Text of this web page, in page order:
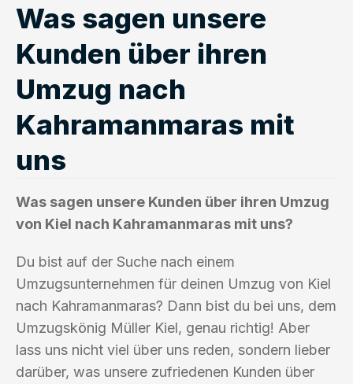
Was sagen unsere
Kunden über ihren
Umzug nach
Kahramanmaras mit
uns
Was sagen unsere Kunden über ihren Umzug
von Kiel nach Kahramanmaras mit uns?
Du bist auf der Suche nach einem
Umzugsunternehmen für deinen Umzug von Kiel
nach Kahramanmaras? Dann bist du bei uns, dem
Umzugskönig Müller Kiel, genau richtig! Aber
lass uns nicht viel über uns reden, sondern lieber
darüber, was unsere zufriedenen Kunden über